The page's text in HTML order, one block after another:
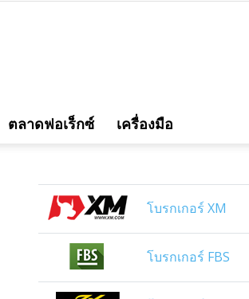
ตลาดฟอเร็กซ์ เครื่องมือ
โบรกเกอร์ XM
โบรกเกอร์ FBS